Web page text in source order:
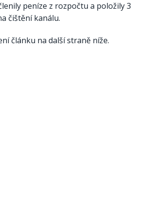
peníze z rozpočtu a položily 3
čištění kanálu.
článku na další straně níže.